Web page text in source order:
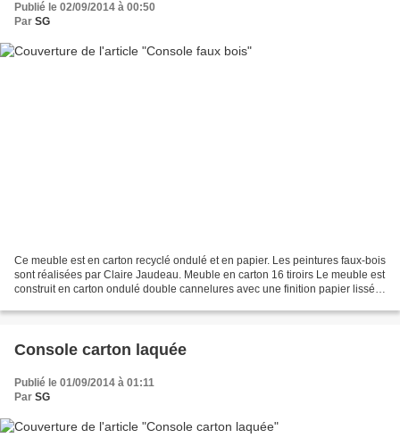
Publié le 02/09/2014 à 00:50
Par SG
Ce meuble est en carton recyclé ondulé et en papier. Les peintures faux-bois
sont réalisées par Claire Jaudeau. Meuble en carton 16 tiroirs Le meuble est
construit en carton ondulé double cannelures avec une finition papier lissé,
Console carton laquée
Publié le 01/09/2014 à 01:11
Par SG